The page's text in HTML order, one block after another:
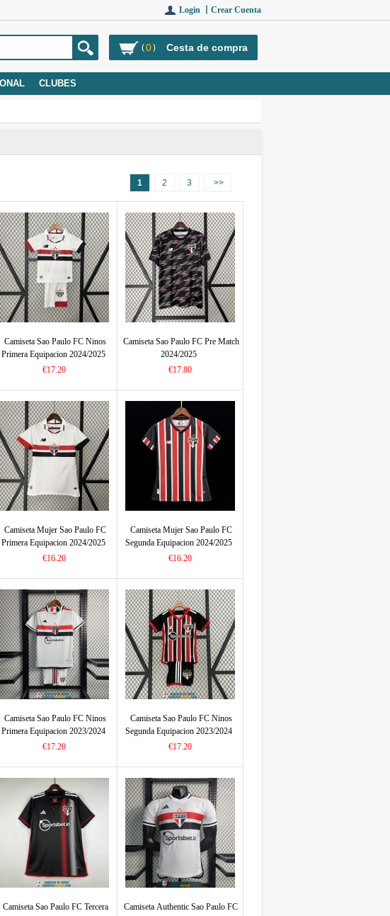
Login 丨 Crear Cuenta
(0) Cesta de compra
CLUBES
1 2 3 >>
Camiseta Sao Paulo FC Ninos
Primera Equipacion 2024/2025
€17.20
Camiseta Sao Paulo FC Pre Match
2024/2025
€17.80
Camiseta Mujer Sao Paulo FC
Primera Equipacion 2024/2025
€16.20
Camiseta Mujer Sao Paulo FC
Segunda Equipacion 2024/2025
€16.20
Camiseta Sao Paulo FC Ninos
Primera Equipacion 2023/2024
€17.20
Camiseta Sao Paulo FC Ninos
Segunda Equipacion 2023/2024
€17.20
Camiseta Sao Paulo FC Tercera
Camiseta Authentic Sao Paulo FC